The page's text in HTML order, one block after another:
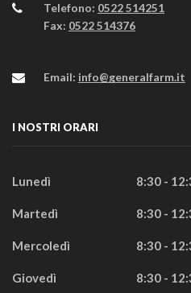
Telefono: 0522 514251
Fax: 0522 514376
Email: info@generalfarm.it
I NOSTRI ORARI
Lunedì 8:30 -
Martedì 8:30 -
Mercoledì 8:30 -
Giovedì 8:30 -